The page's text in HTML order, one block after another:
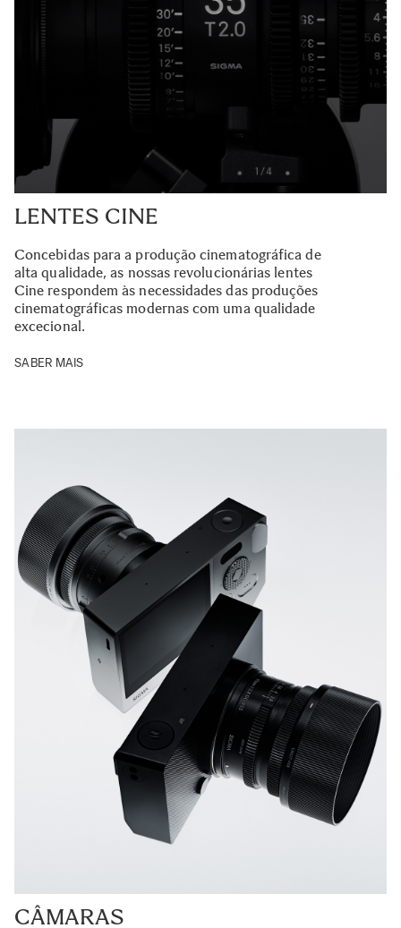
LENTES CINE
Concebidas para a produção cinematográfica de
alta qualidade, as nossas revolucionárias lentes
Cine respondem às necessidades das produções
cinematográficas modernas com uma qualidade
excecional.
SABER MAIS
CÂMARAS